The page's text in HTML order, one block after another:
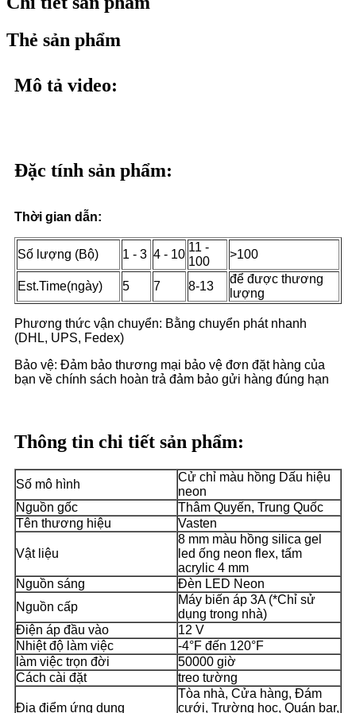
Thẻ sản phẩm
Mô tả video:
Đặc tính sản phẩm:
Thời gian dẫn:
Số lượng (Bộ) 1 - 3 4 - 10
11 -
100
>100
Est.Time(ngày) 5 7 8-13
để được thương
lượng
Phương thức vận chuyển: Bằng chuyển phát nhanh
(DHL, UPS, Fedex)
Bảo vệ: Đảm bảo thương mại bảo vệ đơn đặt hàng của
bạn về chính sách hoàn trả đảm bảo gửi hàng đúng hạn
Thông tin chi tiết sản phẩm:
Số mô hình
Cử chỉ màu hồng Dấu hiệu
neon
Nguồn gốc
Thâm Quyến, Trung Quốc
Tên thương hiệu
Vasten
Vật liệu
8 mm màu hồng silica gel
led ống neon flex, tấm
acrylic 4 mm
Nguồn sáng
Đèn LED Neon
Nguồn cấp
Máy biến áp 3A (*Chỉ sử
dụng trong nhà)
Điện áp đầu vào
12 V
Nhiệt độ làm việc
-4°F đến 120°F
làm việc trọn đời
50000 giờ
Cách cài đặt
treo tường
Địa điểm ứng dụng
Tòa nhà, Cửa hàng, Đám
cưới, Trường học, Quán bar,